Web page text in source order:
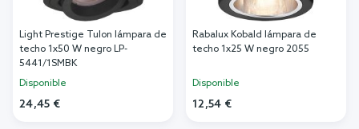
Light Prestige Tulon lámpara de
techo 1x50 W negro LP-
5441/1SMBK
Disponible
24,45 €
Rabalux Kobald lámpara de
techo 1x25 W negro 2055
Disponible
12,54 €